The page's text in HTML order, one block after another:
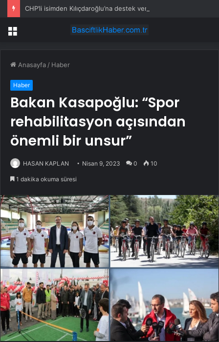
Menü
Anasayfa / Haber
Haber
Bakan Kasapoğlu: “Spor
rehabilitasyon açısından
önemli bir unsur”
HASAN KAPLAN Nisan 9, 2023 0 10
1 dakika okuma süresi